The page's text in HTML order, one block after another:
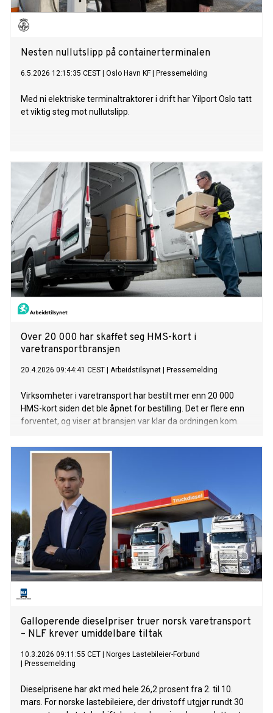
Nesten nullutslipp på containerterminalen
6.5.2026 12:15:35 CEST Oslo Havn KF| Pressemelding
Med ni elektriske terminaltraktorer i drift har Yilport Oslo tatt
et viktig steg mot nullutslipp.
Over 20 000 har skaffet seg HMS-kort i
varetransportbransjen
20.4.2026 09:44:41 CEST Arbeidstilsynet Pressemelding
Virksomheter i varetransport har bestilt mer enn 20 000
HMS-kort siden det ble åpnet for bestilling. Det er flere enn
forventet, og viser at bransjen var klar da ordningen kom.
Galloperende dieselpriser truer norsk varetransport
– NLF krever umiddelbare tiltak
10.3.2026 09:11:55 CET
Norges Lastebileier-Forbund
Pressemelding
Dieselprisene har økt med hele 26,2 prosent fra 2. til 10.
mars. For norske lastebileiere, der drivstoff utgjør rundt 30